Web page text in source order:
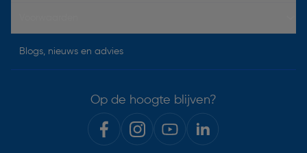
Blogs, nieuws en advies
Op de hoogte blijven?